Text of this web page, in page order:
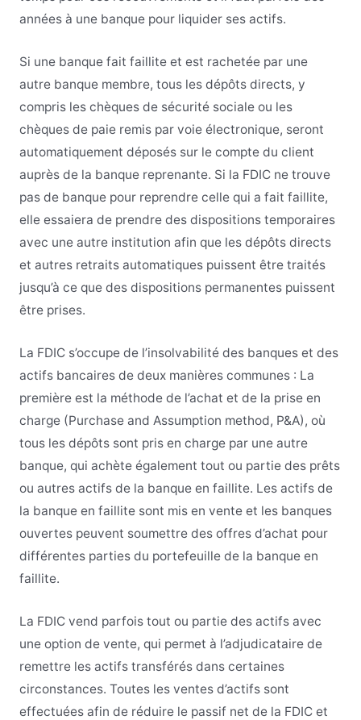
années à une banque pour liquider ses actifs.
Si une banque fait faillite et est rachetée par une
autre banque membre, tous les dépôts directs, y
compris les chèques de sécurité sociale ou les
chèques de paie remis par voie électronique, seront
automatiquement déposés sur le compte du client
auprès de la banque reprenante. Si la FDIC ne trouve
pas de banque pour reprendre celle qui a fait faillite,
elle essaiera de prendre des dispositions temporaires
avec une autre institution afin que les dépôts directs
et autres retraits automatiques puissent être traités
jusqu’à ce que des dispositions permanentes puissent
être prises.
La FDIC s’occupe de l’insolvabilité des banques et des
actifs bancaires de deux manières communes : La
première est la méthode de l’achat et de la prise en
charge (Purchase and Assumption method, P&A), où
tous les dépôts sont pris en charge par une autre
banque, qui achète également tout ou partie des prêts
ou autres actifs de la banque en faillite. Les actifs de
la banque en faillite sont mis en vente et les banques
ouvertes peuvent soumettre des offres d’achat pour
différentes parties du portefeuille de la banque en
faillite.
La FDIC vend parfois tout ou partie des actifs avec
une option de vente, qui permet à l’adjudicataire de
remettre les actifs transférés dans certaines
circonstances. Toutes les ventes d’actifs sont
effectuées afin de réduire le passif net de la FDIC et